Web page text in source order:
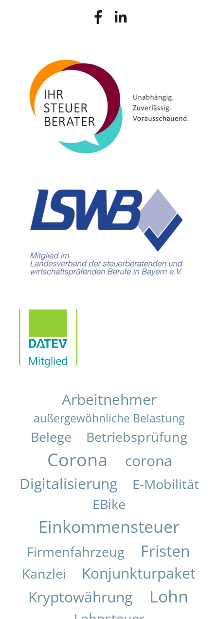
Arbeitnehmer
außergewöhnliche Belastung
Belege Betriebsprüfung
Corona
corona
Digitalisierung
E-Mobilität
EBike
Einkommensteuer
Firmenfahrzeug Fristen
Kanzlei
Konjunkturpaket
Kryptowährung
Lohn